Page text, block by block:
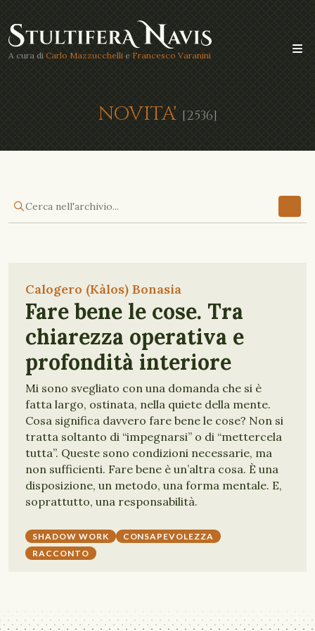
A cura di Carlo Mazzucchelli e Francesco Varanini
NOVITA' [2536]
Calogero (Kàlos) Bonasia
Fare bene le cose. Tra
chiarezza operativa e
profondità interiore
Mi sono svegliato con una domanda che si è
fatta largo, ostinata, nella quiete della mente.
Cosa significa davvero fare bene le cose? Non si
tratta soltanto di “impegnarsi” o di “mettercela
tutta”. Queste sono condizioni necessarie, ma
non sufficienti. Fare bene è un’altra cosa. È una
disposizione, un metodo, una forma mentale. E,
soprattutto, una responsabilità.
SHADOW WORK
CONSAPEVOLEZZA
RACCONTO